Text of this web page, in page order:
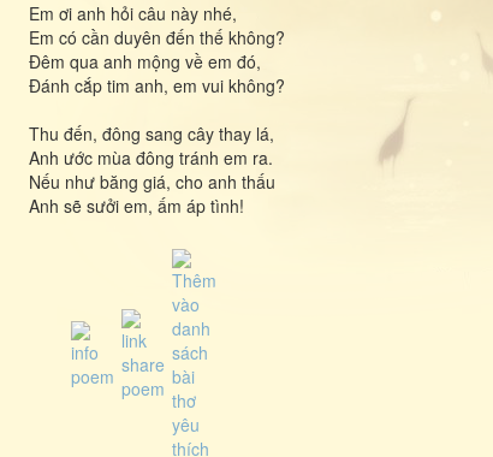
Em ơi anh hỏi câu này nhé,
Em có cần duyên đến thế không?
Đêm qua anh mộng về em đó,
Đánh cắp tim anh, em vui không?
Thu đến, đông sang cây thay lá,
Anh ước mùa đông tránh em ra.
Nếu như băng giá, cho anh thấu
Anh sẽ sưởi em, ấm áp tình!